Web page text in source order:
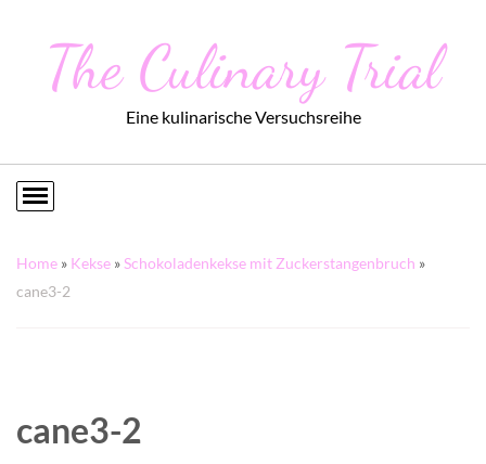
The Culinary Trial
Eine kulinarische Versuchsreihe
Home » Kekse »Schokoladenkekse mit Zuckerstangenbruch »
cane3-2
cane3-2